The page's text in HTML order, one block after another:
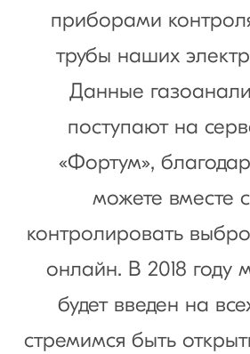
приборами
трубы наших
Данные
поступают на
«Фортум»,
можете вместе
контролировать
онлайн. В 2018 году
будет введен на
стремимся быть